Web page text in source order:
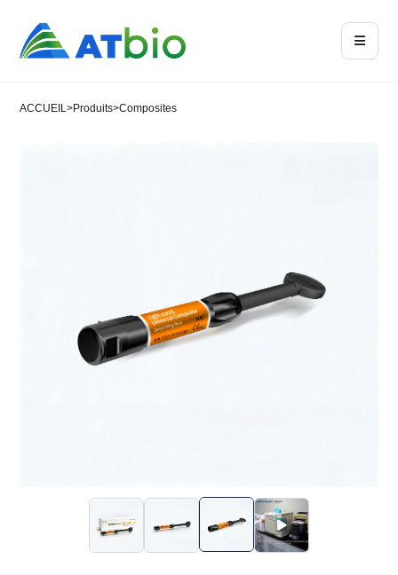
ACCUEIL>Produits>Composites